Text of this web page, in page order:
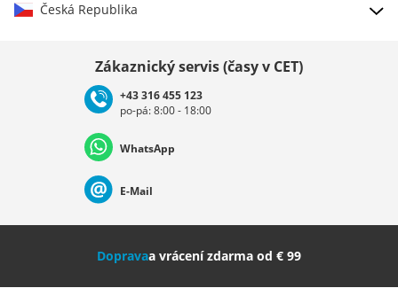
Česká Republika
Deutschland Österreich
Nederland Italia (Italiano) Italien (Deutsch)
Zákaznický servis (časy v CET)
+43 316 455 123
po-pá: 8:00 - 18:00
WhatsApp
E-Mail
Dopravaa vrácení zdarma od € 99